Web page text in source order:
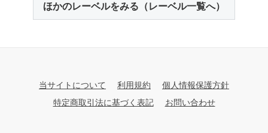
ほかのレーベルをみる（レーベル一覧へ）
当サイトについて 利用規約
個人情報保護方針
特定商取引法に基づく表記
お問い合わせ